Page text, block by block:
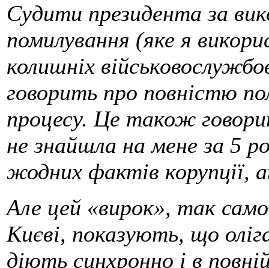
Судити президента за
помилування (яке я
колишніх
говорить про повністю
процесу. Це також
не знайшла на мене за 5
жодних фактів корупції,
Але цей «вирок», так
Києві, показують, що
діють синхронно і в